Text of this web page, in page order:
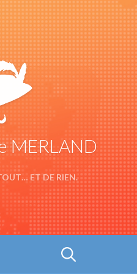
MERLAND
ET DE RIEN.